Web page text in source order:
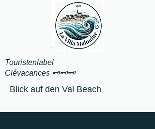
Touristenlabel
Clévacances 🗝️🗝️🗝️
Blick auf den Val Beach